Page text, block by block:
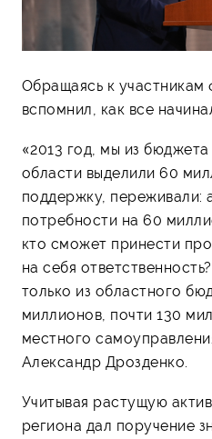
Обращаясь к
вспомнил, как все
«2013 год, мы из
области выделили 60
поддержку, переживали:
потребности на 60
кто сможет принести
на себя
только из областного
миллионов, почти 130
местного
Александр Дрозденко.
Учитывая растущую
региона дал поручение